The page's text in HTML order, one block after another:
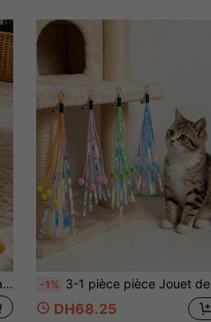
Boîte de soulagement pour grattage de chat, grand espace, planche à gratter en bois massif avec papier de verre, boîte de meulage de griffes sans pression, peut remplacer le meuleur de griffes de style ciseaux et le meuleur de griffes rotatif -1% 3-1 pièce pièce Jouet de chat suspendu avec clochette et boule en peluche, décoration à franges brillantes, jouet interactif pour chat pour aider les chats à s'exercer, renforcer le lien entre le propriétaire et l'animal de compagnie, soulager l'ennui de l'animal de compagnie
DH68.25